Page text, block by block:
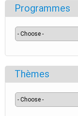
Programmes
Thèmes